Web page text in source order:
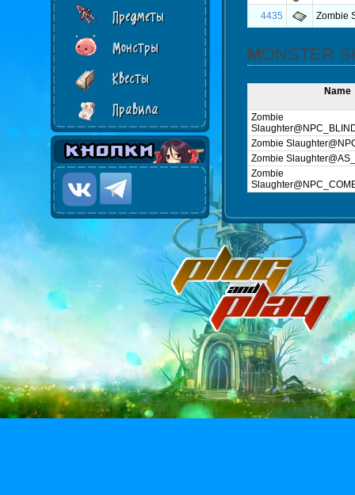
Предметы
Монстры
Квесты
Правила
4435 Zombie
MONSTER
Name
Zombie
Zombie
Zombie
Zombie